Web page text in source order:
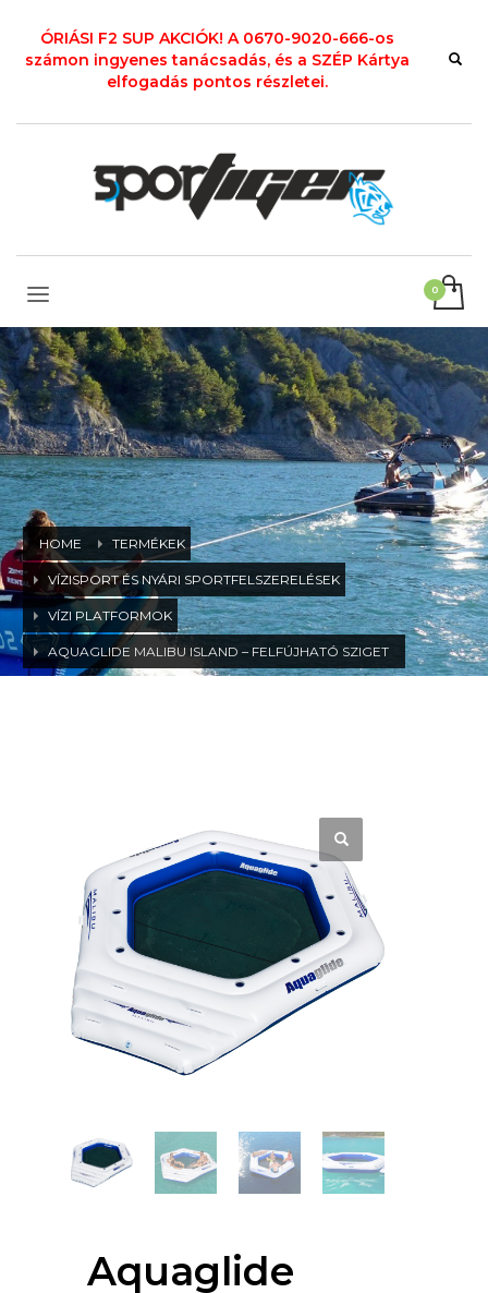
ÓRIÁSI F2 SUP AKCIÓK! A 0670-9020-666-os
számon ingyenes tanácsadás, és a SZÉP Kártya
elfogadás pontos részletei.
HOME TERMÉKEK
VÍZISPORT ÉS NYÁRI SPORTFELSZERELÉSEK
VÍZI PLATFORMOK
AQUAGLIDE MALIBU ISLAND – FELFÚJHATÓ SZIGET
Aquaglide